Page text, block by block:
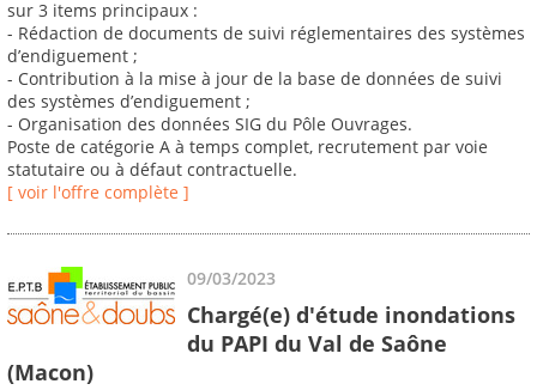
sur 3 items principaux :
- Rédaction de documents de suivi réglementaires des systèmes
d’endiguement ;
- Contribution à la mise à jour de la base de données de suivi
des systèmes d’endiguement ;
- Organisation des données SIG du Pôle Ouvrages.
Poste de catégorie A à temps complet, recrutement par voie
statutaire ou à défaut contractuelle.
[ voir l'offre complète ]
09/03/2023
Chargé(e) d'étude inondations
du PAPI du Val de Saône
(Macon)